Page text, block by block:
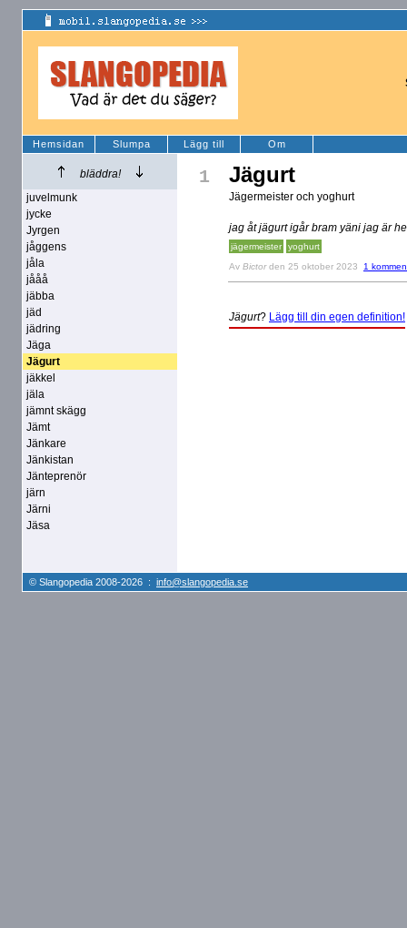
Hemsidan Slumpa Lägg till Om
bläddra!
juvelmunk
jycke
Jyrgen
jåggens
jåla
jååå
jäbba
jäd
jädring
Jäga
Jägurt
jäkkel
jäla
jämnt skägg
Jämt
Jänkare
Jänkistan
Jänteprenör
järn
Järni
Jäsa
1 Jägurt
Jägermeister och yoghurt
jag åt jägurt igår bram yäni jag är
jägermeister yoghurt
Av Bictor den 25 oktober 2023 1
Jägurt? Lägg till din egen definition!
© Slangopedia 2008-2026 : info@slangopedia.se